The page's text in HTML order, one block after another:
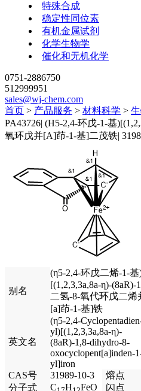
特殊合成
稳定性同位素
有机金属试剂
化学生物学
催化和无机化学
0751-2886750
512999951
sales@wj-chem.com
首页 > 产品服务 > 材料科学 >
PA43726| (Η5-2,4-环戊-1-基
氧环戊并[A]茚-1-基]二茂铁|
别名
(η5-2,4-环戊二烯-1-基
[(1,2,3,3a,8a-η)-(8aR)-
二氢-8-氧代环戊二烯
[a]茚-1-基]铁
英文名
(η5-2,4-
yl)[(1,2,3,3a,8a-η)-
(8aR)-1,8-dihydro-8-
oxocyclopent[a]inden-
yl]iron
CAS号
31989-10-3
熔点
分子式
C H FeO
闪点